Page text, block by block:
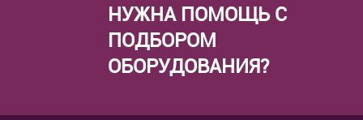
НУЖНА ПОМОЩЬ С
ПОДБОРОМ
ОБОРУДОВАНИЯ?